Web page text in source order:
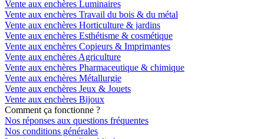
Vente aux enchères Luminaires
Vente aux enchères Travail du bois & du métal
Vente aux enchères Horticulture & jardins
Vente aux enchères Esthétisme & cosmétique
Vente aux enchères Copieurs & Imprimantes
Vente aux enchères Agriculture
Vente aux enchères Pharmaceutique & chimique
Vente aux enchères Métallurgie
Vente aux enchères Jeux & Jouets
Vente aux enchères Bijoux
Comment ça fonctionne ?
Nos réponses aux questions fréquentes
Nos conditions générales